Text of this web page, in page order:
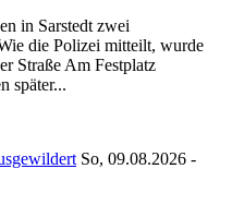
in Sarstedt zwei
die Polizei mitteilt, wurde
Straße Am Festplatz
später...
So, 09.08.2026 -